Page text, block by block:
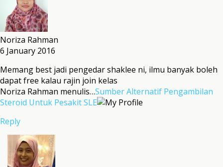
Noriza Rahman
6 January 2016
Memang best jadi pengedar shaklee ni, ilmu banyak boleh
dapat free kalau rajin join kelas
Noriza Rahman menulis…Sumber Alternatif Pengambilan
Steroid Untuk Pesakit SLE
Reply